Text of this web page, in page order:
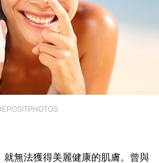
就無法獲得美麗健康的肌膚。曾與